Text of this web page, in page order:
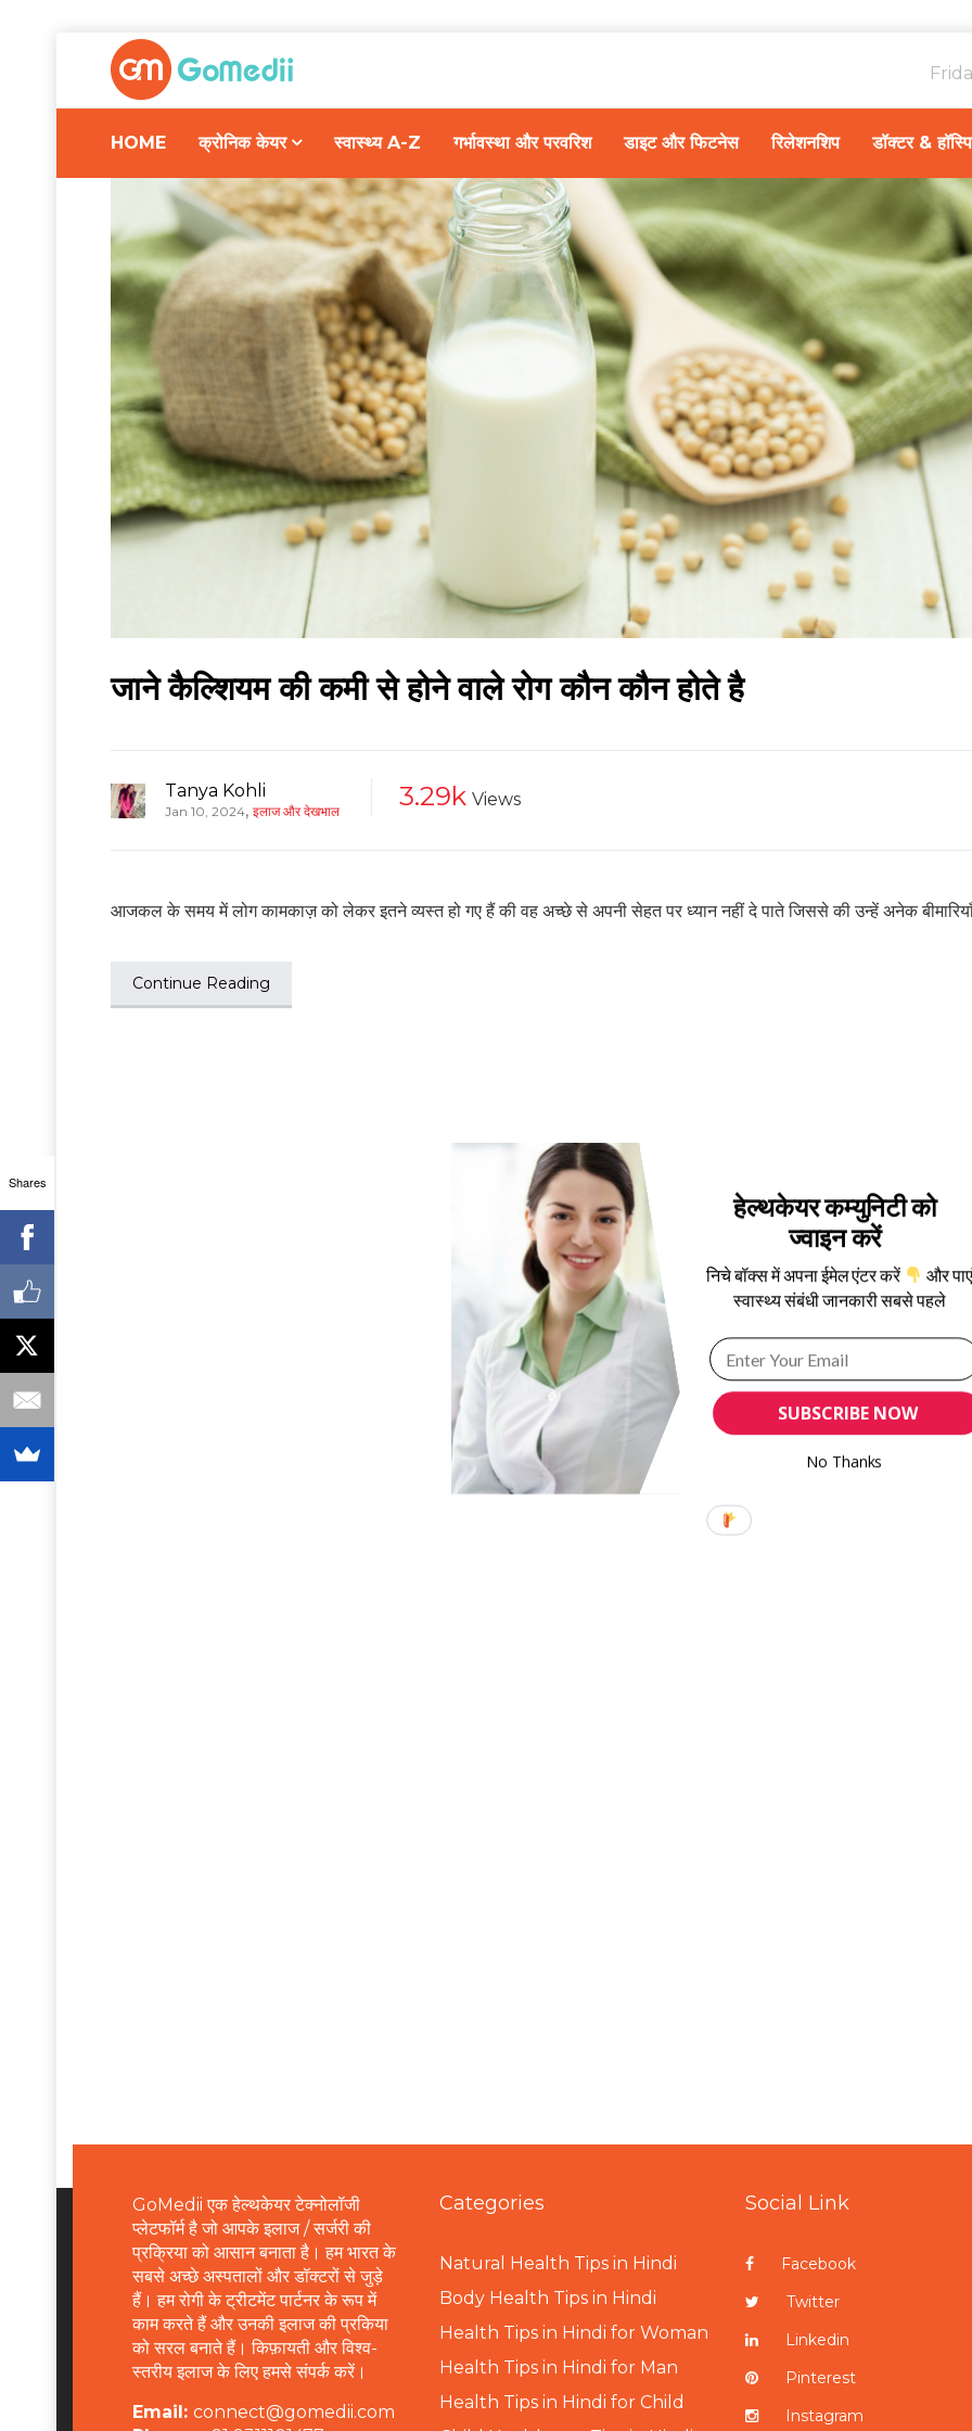
HOME क्रोनिक केयर स्वास्थ्य A-Z गर्भावस्था और परवरिश डाइट और फिटनेस रिलेशनशिप डॉक्टर &
जाने कैल्शियम की कमी से होने वाले रोग कौन कौन होते है
Tanya Kohli
Jan 10, 2024, इलाज और देखभाल 3.29k Views
आजकल के समय में लोग कामकाज़ को लेकर इतने व्यस्त हो गए हैं की वह अच्छे से अपनी सेहत पर ध्यान नहीं दे पाते जिससे की उन्हें अनेक बीमारियाँ
Continue Reading
GoMedii एक हेल्थकेयर टेक्नोलॉजी
प्लेटफॉर्म है जो आपके इलाज / सर्जरी की
प्रक्रिया को आसान बनाता है। हम भारत के
सबसे अच्छे अस्पतालों और डॉक्टरों से जुड़े
हैं। हम रोगी के ट्रीटमेंट पार्टनर के रूप में
काम करते हैं और उनकी इलाज की प्रकिया
को सरल बनाते हैं। किफ़ायती और विश्व-
स्तरीय इलाज के लिए हमसे संपर्क करें।
Email: connect@gomedii.com
Categories
Natural Health Tips in Hindi
Body Health Tips in Hindi
Health Tips in Hindi for Woman
Health Tips in Hindi for Man
Health Tips in Hindi for Child
Social Link
Facebook
Twitter
Linkedin
Pinterest
Instagram
Shares
SUBSCRIBE NOW
हेल्थकेयर कम्युनिटी को
ज्वाइन करें
निचे बॉक्स में अपना ईमेल एंटर करें
और
स्वास्थ्य संबंधी जानकारी सबसे पहले
No Thanks